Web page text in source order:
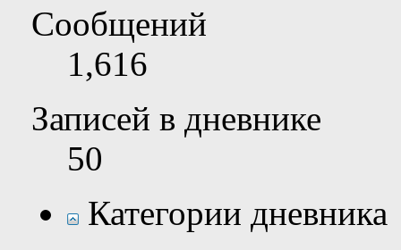
Сообщений
1,616
Записей в дневнике
50
Категории дневника